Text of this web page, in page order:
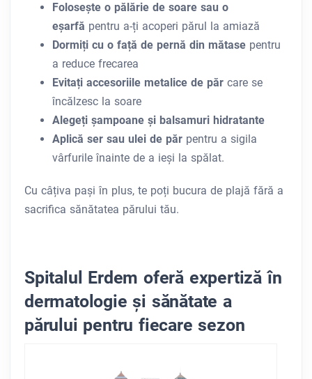
Folosește o pălărie de soare sau o
eșarfă pentru a-ți acoperi părul la amiază
Dormiți cu o față de pernă din mătase pentru
a reduce frecarea
Evitați accesoriile metalice de păr care se
încălzesc la soare
Alegeți șampoane și balsamuri hidratante
Aplică ser sau ulei de păr pentru a sigila
vârfurile înainte de a ieși la spălat.
Cu câțiva pași în plus, te poți bucura de plajă fără a
sacrifica sănătatea părului tău.
Spitalul Erdem oferă expertiză în
dermatologie și sănătate a
părului pentru fiecare sezon